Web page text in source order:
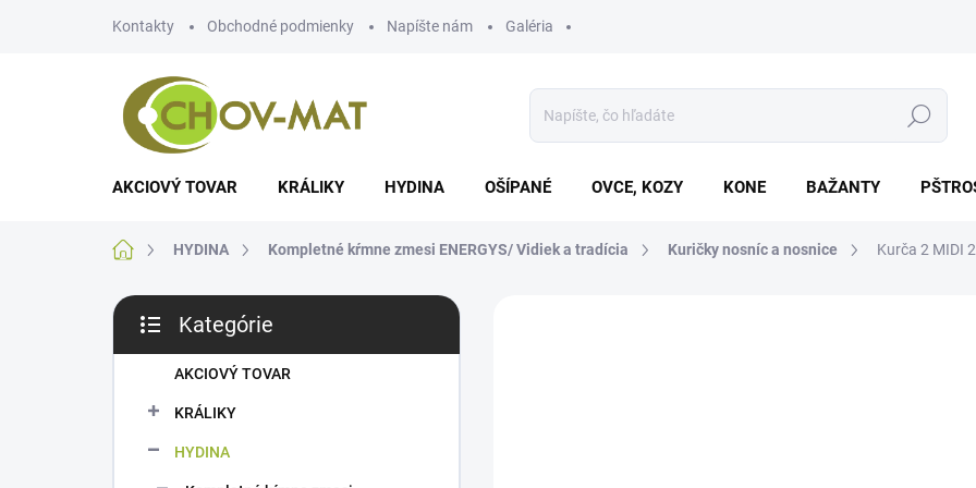
Kontakty Obchodné podmienky Napíšte nám Galéria
Hľadať
AKCIOVÝ TOVAR KRÁLIKY HYDINA OŠÍPANÉ OVCE, KOZY KONE BAŽANTY
DomovHYDINA Kompletné kŕmne zmesi ENERGYS/ Vidiek a tradícia Kuričky nosníc a nosnice Kurča 2 MIDI
B
č
kategórie
Kategórie
AKCIOVÝ TOVAR
KRÁLIKY
HYDINA